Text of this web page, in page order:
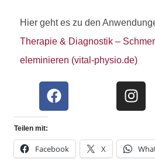
Hier geht es zu den
Therapie & Diagnostik –
eleminieren (vital-physio.de)
Teilen mit:
Facebook X